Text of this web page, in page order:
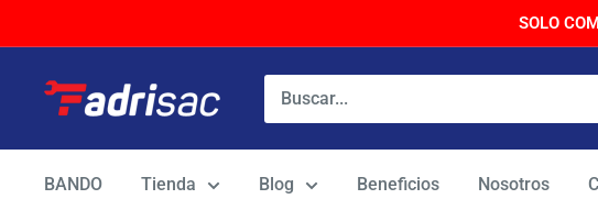
directamente
contenido
SOLO
BANDO Tienda Blog Beneficios Nosotros